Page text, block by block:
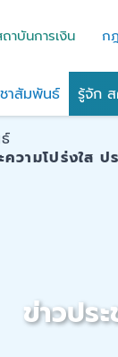
าบันการเงิน ก
าสัมพันธ์ รู้จัก
วามโปร่งใส
ข่าวปร